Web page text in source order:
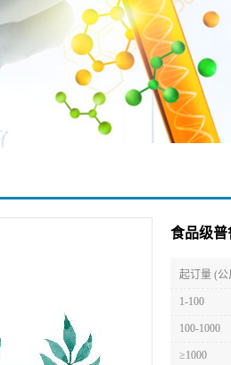
食品级普
起订量 (公
1-100
100-1000
≥1000